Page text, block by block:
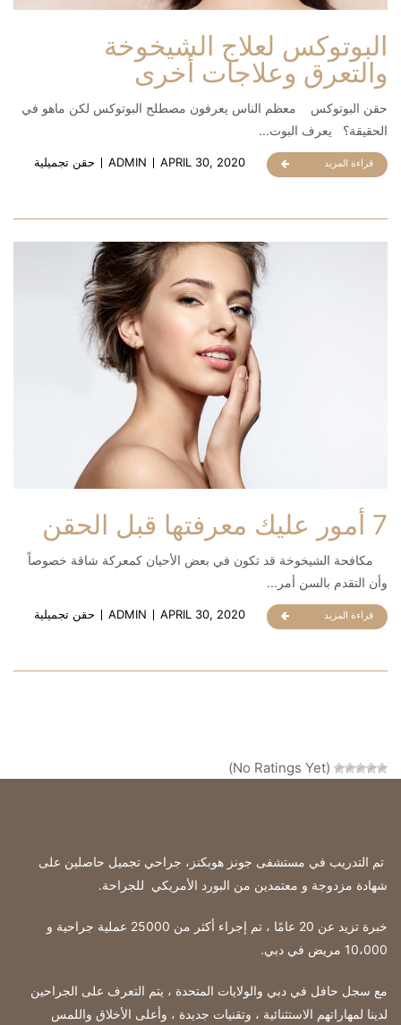
البوتوكس لعلاج الشيخوخة
والتعرق وعلاجات أخرى
حقن البوتوكس معظم الناس يعرفون مصطلح البوتوكس لكن ماهو في
الحقيقة؟ يعرف البوت...
قراءة المزيد ADMIN APRIL 30, 2020 حقن تجميلية
7 أمور عليك معرفتها قبل الحقن
مكافحة الشيخوخة قد تكون في بعض الأحيان كمعركة شاقة خصوصاً
وأن التقدم بالسن أمر...
قراءة المزيد ADMIN APRIL 30, 2020 حقن تجميلية
(No Ratings Yet)
تم التدريب في مستشفى جونز هوبكنز، جراحي تجميل حاصلين على
شهادة مزدوجة و معتمدين من البورد الأمريكي للجراحة.
خبرة تزيد عن 20 عامًا ، تم إجراء أكثر من 25000 عملية جراحية و
10،000 مريض في دبي.
مع سجل حافل في دبي والولايات المتحدة ، يتم التعرف على الجراحين
لدينا لمهاراتهم الاستثنائية ، وتقنيات جديدة ، وأعلى الأخلاق واللمس